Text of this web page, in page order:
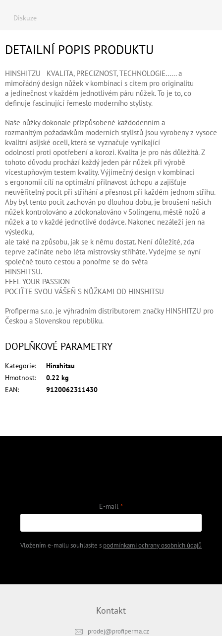
Diskuze
DETAILNÍ POPIS PRODUKTU
HINSHITZU KVALITA, PRECIZNOST, TECHNOLOGIE...... a
mimořádný design nůžek v kombinaci s citem pro originalitu
a jedinečnost v každém jednotlivém páru nůžek. To je to, co
definuje fascinující řemeslo moderního stylisty.
Naše nůžky dokonale přizpůsobené každodenním a
rozmanitým požadavkům moderních stylistů jsou vyrobeny z vysoce
kvalitní asijské oceli, která se vyznačuje vynikající
odolností proti opotřebení a korozi. Kvalita je pro nás důležitá. Z
tohoto důvodu prochází každý jeden pár nůžek při výrobě
vícestupňovým testem kvality. Výjimečný design v kombinaci
s ergonomií cílí na optimální přilnavost úchopu a zajišťuje
neuvěřitelný pocit při stříhání a přesnost při každém jednom střihu.
Aby byl tento pocit zachován po dlouhou dobu, je broušení našich
nůžek kontrolováno a zdokonalováno v Solingenu, městě nožů a
nůžek a to v každé jednotlivé dodávce. Nakonec nezáleží jen na
výsledku,
ale také na způsobu, jak se k němu dostat. Není důležité, zda
teprve začínáte nebo léta mistrovsky stříháte. Vydejme se nyní
společně touto cestou a ponořme se do světa
HINSHITSU.
FEEL YOUR PASSION
POCIŤTE SVOU VÁŠEŇ S NŮŽKAMI OD HINSHITSU
Profiperma s.r.o. je výhradním distributorem značky HINSHITZU pro
Českou a Slovenskou republiku.
DOPLŇKOVÉ PARAMETRY
Kategorie:
Hinshitsu
Hmotnost:
0.22 kg
EAN: 9120062311430
E-mail
Vložením e-mailu souhlasíte s podmínkami ochrany osobních údajů
Kontakt
prodej@profiperma.cz